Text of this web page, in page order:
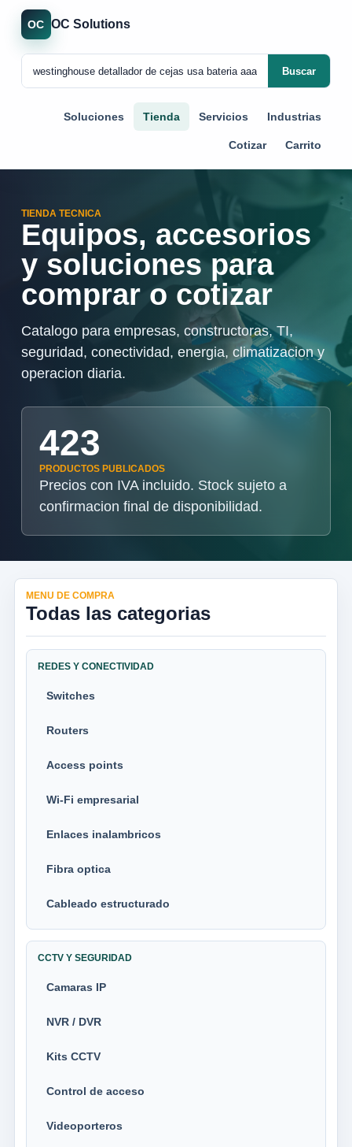
OC OC Solutions
Buscar
Soluciones Tienda Servicios Industrias
Cotizar Carrito
TIENDA TECNICA
Equipos, accesorios
y soluciones para
comprar o cotizar
Catalogo para empresas, constructoras, TI,
seguridad, conectividad, energia, climatizacion y
operacion diaria.
423
PRODUCTOS PUBLICADOS
Precios con IVA incluido. Stock sujeto a
confirmacion final de disponibilidad.
MENU DE COMPRA
Todas las categorias
REDES Y CONECTIVIDAD
Switches
Routers
Access points
Wi-Fi empresarial
Enlaces inalambricos
Fibra optica
Cableado estructurado
CCTV Y SEGURIDAD
Camaras IP
NVR / DVR
Kits CCTV
Control de acceso
Videoporteros